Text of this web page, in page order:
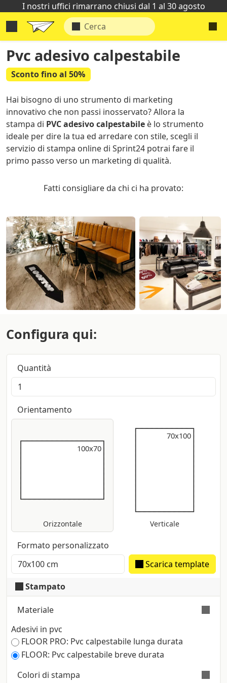
I nostri uffici rimarrano chiusi dal 1 al 30 agosto
Pvc adesivo calpestabile
Sconto fino al 50%
Hai bisogno di uno strumento di marketing
innovativo che non passi inosservato? Allora la
stampa di PVC adesivo calpestabile è lo strumento
ideale per dire la tua ed arredare con stile, scegli il
servizio di stampa online di Sprint24 potrai fare il
primo passo verso un marketing di qualità.
Fatti consigliare da chi ci ha provato:
Configura qui:
Quantità
Orientamento
100x70
100x70
Orizzontale
70x100
70x100
Verticale
Formato personalizzato
Scarica template
Stampato
Materiale
Adesivi in pvc
FLOOR PRO: Pvc calpestabile lunga durata
FLOOR: Pvc calpestabile breve durata
Pvc adesivo calpestatile a breve durata di
tipo monomerico. Colla nera coprente con
appiccicosità immediata ma rimovibile
senza residui. Adatto alla generalità delle
Colori di stampa